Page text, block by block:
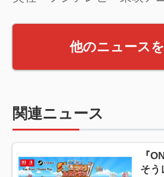
他のニュース
関連ニュース
『
そう